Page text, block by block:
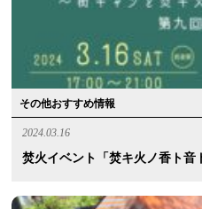
その他おすすめ情報
2024.03.16
焚火イベント「焚キ火ノ香ト音